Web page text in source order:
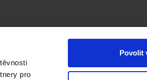
pro
Povolit